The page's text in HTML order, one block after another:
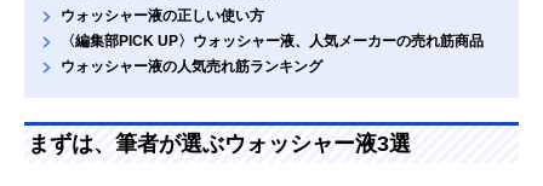
ウォッシャー液の正しい使い方
〈編集部PICK UP〉ウォッシャー液、人気メーカーの売れ筋商品
ウォッシャー液の人気売れ筋ランキング
まずは、筆者が選ぶウォッシャー液3選